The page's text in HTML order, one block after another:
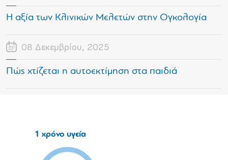
Η αξία των Κλινικών Μελετών στην Ογκολογία
08 Δεκεμβρίου, 2025
Πώς χτίζεται η αυτοεκτίμηση στα παιδιά
1 χρόνο υγεία